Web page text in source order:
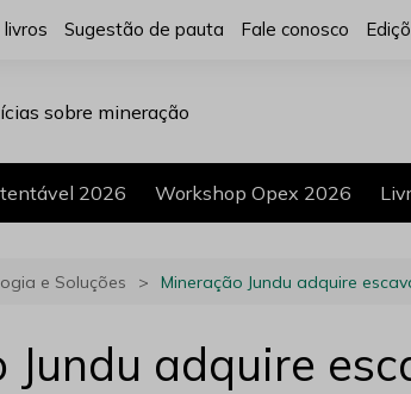
Sugestão de pauta Fale conosco
2026 Workshop Opex 2026
e Soluções Mineração Jundu adquire
Jundu adquire